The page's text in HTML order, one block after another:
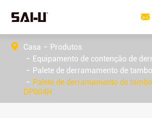

Casa
Produtos
Equipamento de contenção de
Palete de derramamento de
Palete de derramamento de
DP004H